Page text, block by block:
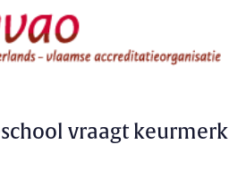
vraagt keurmerk